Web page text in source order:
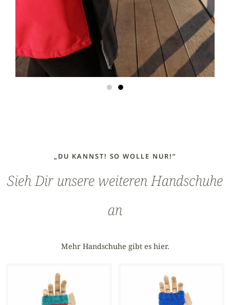
„DU KANNST! SO WOLLE NUR!“
Sieh Dir unsere weiteren Handschuhe
an
Mehr Handschuhe gibt es hier.